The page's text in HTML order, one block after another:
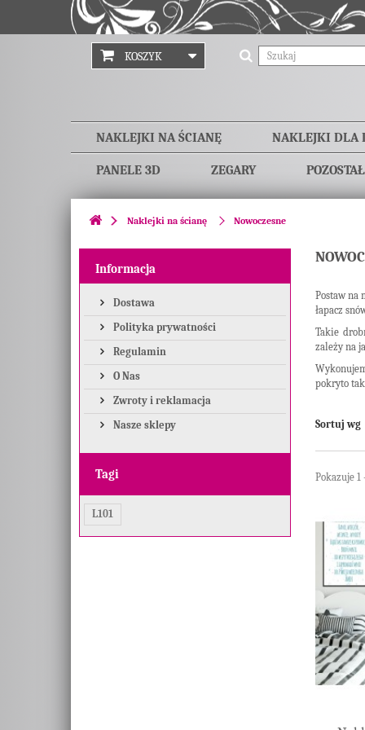
KOSZYK
NAKLEJKI NA ŚCIANĘ NAKLEJKI DLA
PANELE 3D ZEGARY
Naklejki na ścianę Nowoczesne
Informacja
Dostawa
Polityka prywatności
Regulamin
O Nas
Zwroty i reklamacja
Nasze sklepy
Tagi
L101
Postaw na
łapacz
Takie
zależy na
pokryto
Sortuj wg
Pokazuje 1